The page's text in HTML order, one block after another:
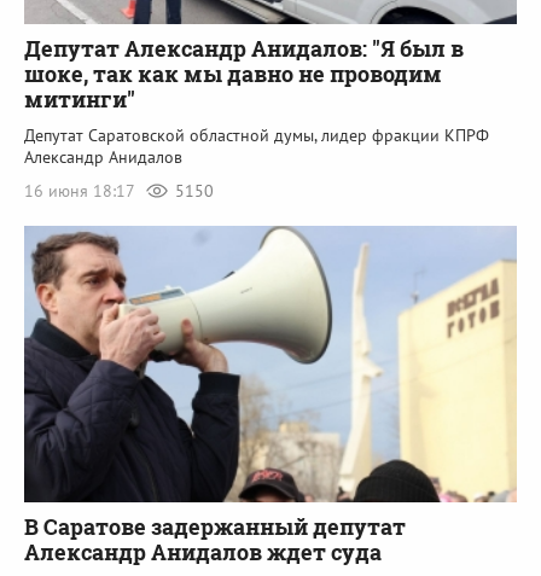
Депутат Александр Анидалов: "Я был в
шоке, так как мы давно не проводим
митинги"
Депутат Саратовской областной думы, лидер фракции КПРФ
Александр Анидалов
16 июня 18:17
5150
В Саратове задержанный депутат
Александр Анидалов ждет суда